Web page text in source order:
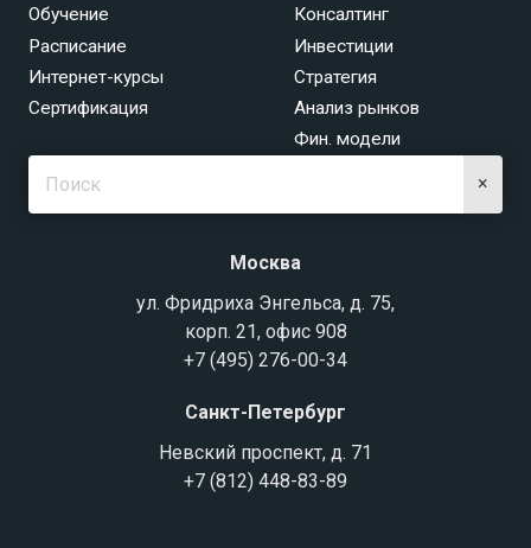
Обучение
Расписание
Интернет-курсы
Сертификация
Консалтинг
Инвестиции
Стратегия
Анализ рынков
Фин. модели
×
Москва
ул. Фридриха Энгельса, д. 75,
корп. 21, офис 908
+7 (495) 276-00-34
Санкт-Петербург
Невский проспект, д. 71
+7 (812) 448-83-89